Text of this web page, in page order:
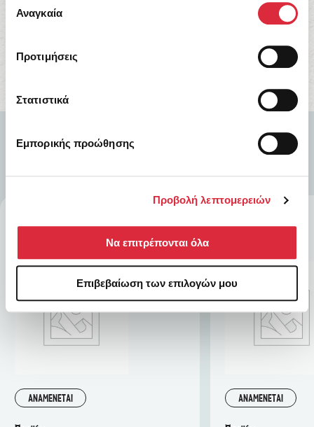
των υπηρεσιών τους.
συγκατάθεσης
Αναγκαία
Προτιμήσεις
Στατιστικά
Εμπορικής προώθησης
Προβολή λεπτομερειών
Να επιτρέπονται όλα
Επιβεβαίωση των επιλογών μου
ΑΝΑΜΕΝΕΤΑΙ ΑΝΑΜΕΝΕΤΑΙ